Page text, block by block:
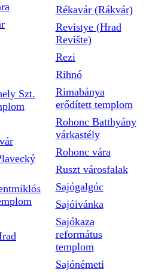
Szt.
Rékavár (Rákvár)
Revistye (Hrad
Revište)
Rezi
Rihnó
Rimabánya
erődített templom
Rohonc Batthyány
várkastély
Rohonc vára
Ruszt városfalak
Sajógalgóc
Sajóivánka
Sajókaza
református
templom
Sajónémeti